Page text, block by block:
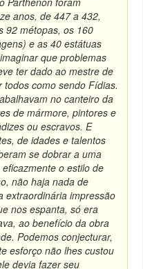
anos, de 447 a 432,
92 métopas, os 160
e as 40 estátuas
que problemas
ter dado ao mestre de
como sendo Fídias.
no canteiro da
de mármore, pintores e
ou escravos. E
de idades e talentos
se dobrar a uma
o estilo de
não haja nada de
extraordinária impressão
nos espanta, só era
ao benefício da obra
Podemos conjecturar,
esforço não lhes custou
devia fazer seu